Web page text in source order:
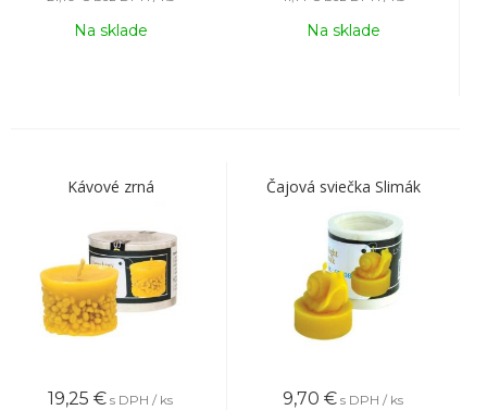
Na sklade Na sklade
Kávové zrná
19,25 € s DPH / ks
Čajová sviečka Slimák
9,70 € s DPH / ks